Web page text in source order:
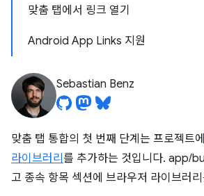
맞춤 탭에서 링크 열기
Android App Links 지원
Sebastian Benz
맞춤 탭 통합의 첫 번째 단계는 프로젝트에
라이브러리 를 추가하는 것입니다. app/
고 종속 항목 섹션에 브라우저 라이브러